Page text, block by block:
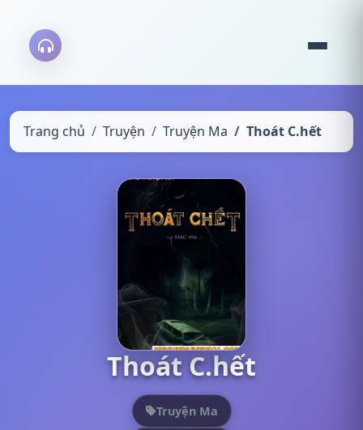
Trang chủ Truyện Truyện Ma Thoát C.hết
Thoát C.hết
Truyện Ma